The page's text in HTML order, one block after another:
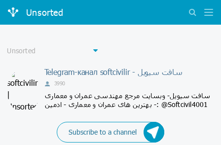
Unsorted
Telegram-канал softcivilir - سافت سیویل
3990
سافت سیویل- وبسایت مرجع مهندسی عمران و معماری
- بهترین های عمران و معماری - ادمین: @Softcivil4001
Subscribe to a channel